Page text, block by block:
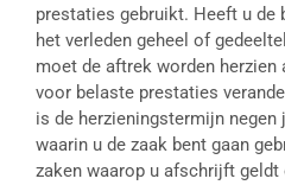
prestaties gebruikt. Heeft u de
het verleden geheel of
moet de aftrek worden herzien
voor belaste prestaties
is de herzieningstermijn negen
waarin u de zaak bent gaan
zaken waarop u afschrijft geldt